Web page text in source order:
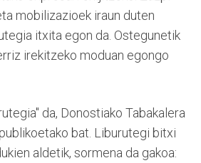
mobilizazioek iraun duten
itxita egon da. Ostegunetik
irekitzeko moduan egongo
da, Donostiako Tabakalera
bat. Liburutegi bitxi
aldetik, sormena da gakoa: